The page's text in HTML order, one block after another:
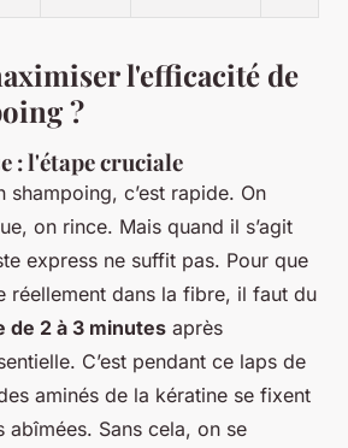
l'efficacité de
?
: l'étape cruciale
shampoing, c’est rapide. On
on rince. Mais quand il s’agit
express ne suffit pas. Pour que
réellement dans la fibre, il faut du
de 2 à 3 minutes après
C’est pendant ce laps de
aminés de la kératine se fixent
abîmées. Sans cela, on se